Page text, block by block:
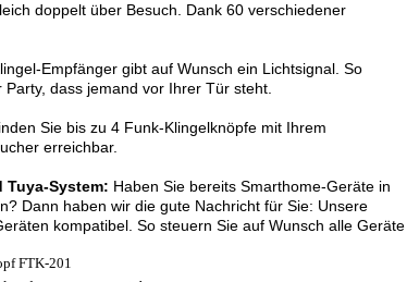
doppelt über Besuch. Dank 60 verschiedener
Empfänger gibt auf Wunsch ein Lichtsignal. So
dass jemand vor Ihrer Tür steht.
Sie bis zu 4 Funk-Klingelknöpfe mit Ihrem
erreichbar.
Tuya-System: Haben Sie bereits Smarthome-Geräte in
Dann haben wir die gute Nachricht für Sie: Unsere
kompatibel. So steuern Sie auf Wunsch alle Geräte
FTK-201